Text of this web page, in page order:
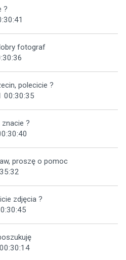
?
fotograf
polecicie ?
00:30:35
?
proszę o pomoc
zdjęcia ?